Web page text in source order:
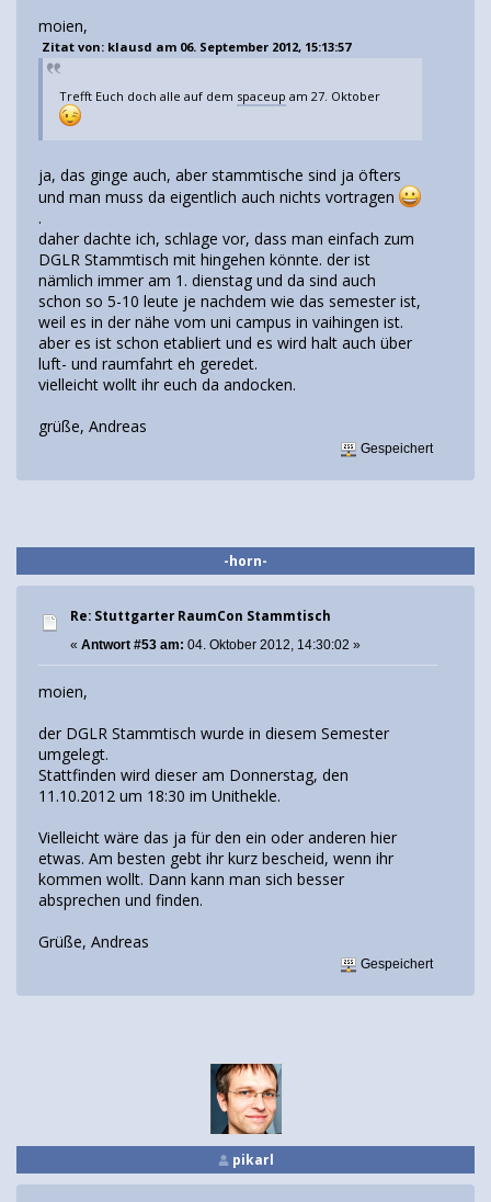
moien,
Zitat von: klausd am 06. September 2012, 15:13:57
Trefft Euch doch alle auf dem spaceup am 27. Oktober
ja, das ginge auch, aber stammtische sind ja öfters
und man muss da eigentlich auch nichts vortragen
.
daher dachte ich, schlage vor, dass man einfach zum
DGLR Stammtisch mit hingehen könnte. der ist
nämlich immer am 1. dienstag und da sind auch
schon so 5-10 leute je nachdem wie das semester ist,
weil es in der nähe vom uni campus in vaihingen ist.
aber es ist schon etabliert und es wird halt auch über
luft- und raumfahrt eh geredet.
vielleicht wollt ihr euch da andocken.
grüße, Andreas
Gespeichert
-horn-
Re: Stuttgarter RaumCon Stammtisch
« Antwort #53 am: 04. Oktober 2012, 14:30:02 »
moien,
der DGLR Stammtisch wurde in diesem Semester
umgelegt.
Stattfinden wird dieser am Donnerstag, den
11.10.2012 um 18:30 im Unithekle.
Vielleicht wäre das ja für den ein oder anderen hier
etwas. Am besten gebt ihr kurz bescheid, wenn ihr
kommen wollt. Dann kann man sich besser
absprechen und finden.
Grüße, Andreas
Gespeichert
pikarl